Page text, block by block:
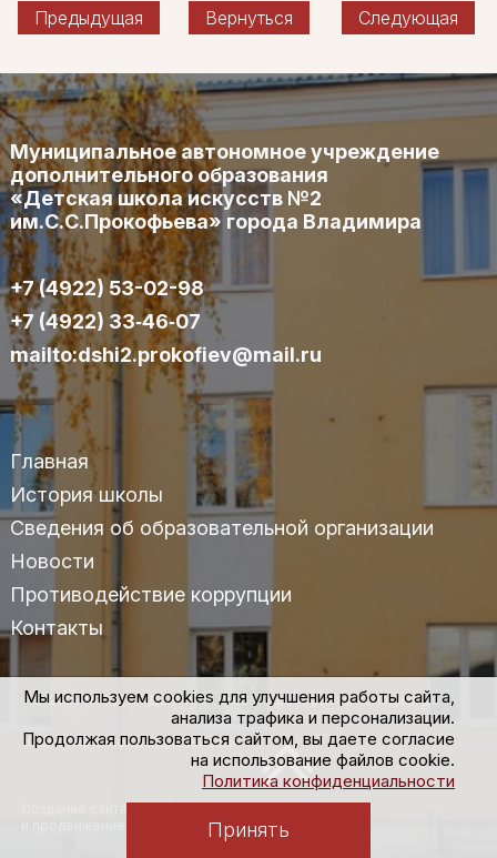
Мы используем cookies для улучшения работы сайта,
анализа трафика и персонализации.
Продолжая пользоваться сайтом, вы даете согласие
на использование файлов cookie.
Политика конфиденциальности
Принять
Предыдущая Вернуться Следующая
Муниципальное автономное учреждение
дополнительного образования
«Детская школа искусств №2
им.С.С.Прокофьева» города Владимира
+7 (4922) 53-02-98
+7 (4922) 33‑46‑07
mailto:dshi2.prokofiev@mail.ru
Главная
История школы
Сведения об образовательной организации
Новости
Противодействие коррупции
Контакты
© 2025 МАУДО «ДШИ №2» им.С.С.Прокофьева г.Владимира
Политика конфиденциальности